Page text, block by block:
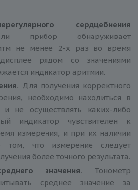
сердцебиения
прибор обнаруживает
не менее 2-х раз во время
рядом со значениями
индикатор аритмии.
Для получения корректного
необходимо находиться в
и не осуществлять каких-либо
индикатор чувствителен к
измерения, и при их наличии
том, что измерение следует
более точного результата.
значения. Тонометр
среднее значение за